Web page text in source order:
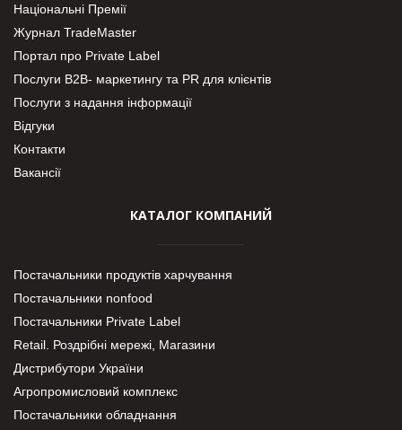
Національні Премії
Журнал TradeMaster
Портал про Private Label
Послуги В2В- маркетингу та PR для клієнтів
Послуги з надання інформації
Відгуки
Контакти
Вакансії
КАТАЛОГ КОМПАНИЙ
Постачальники продуктів харчування
Постачальники nonfood
Постачальники Private Label
Retail. Роздрібні мережі, Магазини
Дистрибутори України
Агропромисловий комплекс
Постачальники обладнання